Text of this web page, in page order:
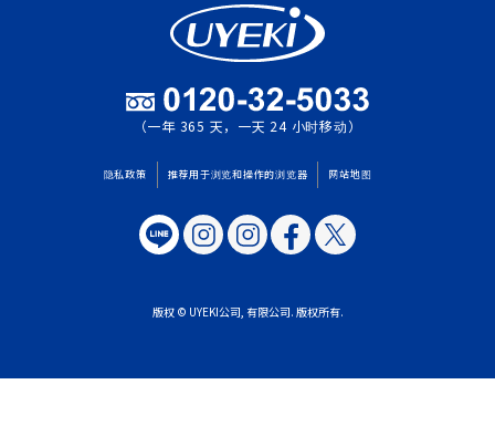
（一年 365 天，一天 24 小时移动）
隐私政策 推荐用于浏览和操作的浏览器 网站地图
版权 © UYEKI公司, 有限公司. 版权所有.